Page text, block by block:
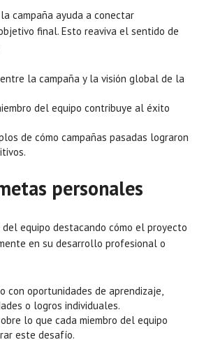
campaña ayuda a conectar
final. Esto reaviva el sentido de
la campaña y la visión global de la
del equipo contribuye al éxito
de cómo campañas pasadas lograron
personales
equipo destacando cómo el proyecto
en su desarrollo profesional o
con oportunidades de aprendizaje,
o logros individuales.
lo que cada miembro del equipo
este desafío.